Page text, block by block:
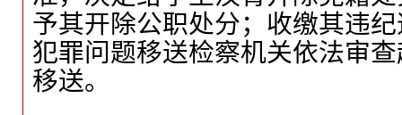
予其开除公职处分；收缴其违
犯罪问题移送检察机关依法审
移送。